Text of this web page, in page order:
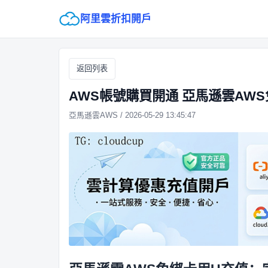
阿里雲折扣開戶
返回列表
AWS帳號購買開通 亞馬遜雲
亞馬遜雲AWS / 2026-05-29 13:45:47